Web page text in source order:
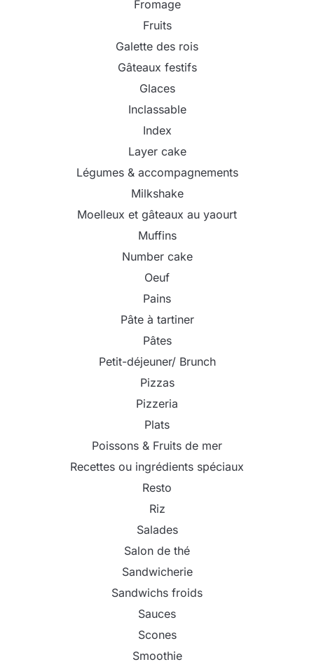
Fromage
Fruits
Galette des rois
Gâteaux festifs
Glaces
Inclassable
Index
Layer cake
Légumes & accompagnements
Milkshake
Moelleux et gâteaux au yaourt
Muffins
Number cake
Oeuf
Pains
Pâte à tartiner
Pâtes
Petit-déjeuner/ Brunch
Pizzas
Pizzeria
Plats
Poissons & Fruits de mer
Recettes ou ingrédients spéciaux
Resto
Riz
Salades
Salon de thé
Sandwicherie
Sandwichs froids
Sauces
Scones
Smoothie